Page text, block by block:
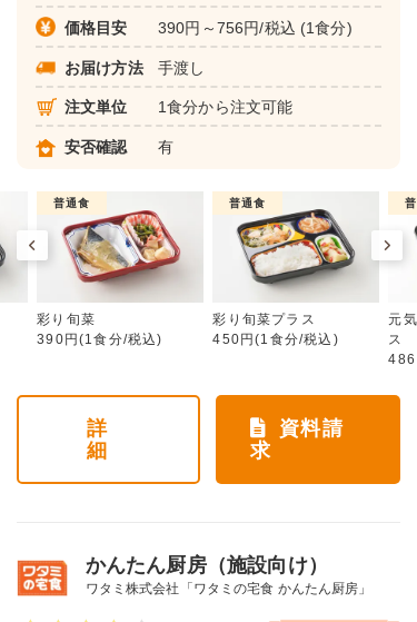
価格目安 390円～756円/税込 (1食分)
お届け方法 手渡し
注文単位 1食分から注文可能
安否確認 有
普通食
彩り旬菜
390円(1食分/税込)
普通食
彩り旬菜プラス
450円(1食分/税込)
元
ス
詳
細
資料請
求
かんたん厨房（施設向け）
ワタミ株式会社「ワタミの宅食 かんたん厨房」